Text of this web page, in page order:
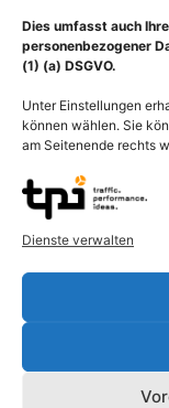
Dies umfasst auch
personenbezogener
(1) (a) DSGVO.
Unter Einstellungen
können wählen. Sie
am Seitenende rechts
Dienste verwalten
Polle der Eiche,
Pollen Auslöser der
Pollenallergie